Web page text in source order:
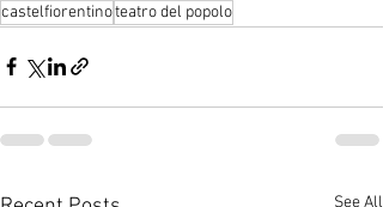
castelfiorentinoteatro del popolo
See All